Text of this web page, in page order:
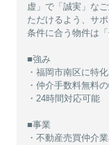
虚」で「誠実」な
ただけるよう、サポ
条件に合う物件は
■強み
・福岡市南区に特
・仲介手数料無料
・24時間対応可能
■事業
・不動産売買仲介